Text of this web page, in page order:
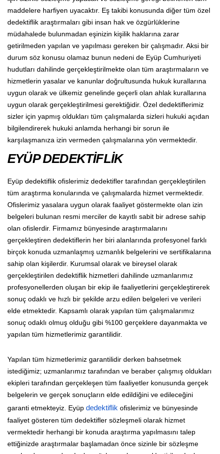
maddelere harfiyen uyacaktır. Eş takibi konusunda diğer tüm özel
dedektiflik araştırmaları gibi insan hak ve özgürlüklerine
müdahalede bulunmadan eşinizin kişilik haklarına zarar
getirilmeden yapılan ve yapılması gereken bir çalışmadır. Aksi bir
durum söz konusu olamaz bunun nedeni de Eyüp Cumhuriyeti
hudutları dahilinde gerçekleştirilmekte olan tüm araştırmaların ve
hizmetlerin yasalar ve kanunlar doğrultusunda hukuk kurallarına
uygun olarak ve ülkemiz genelinde geçerli olan ahlak kurallarına
uygun olarak gerçekleştirilmesi gerektiğidir. Özel dedektiflerimiz
sizler için yapmış oldukları tüm çalışmalarda sizleri hukuki açıdan
bilgilendirerek hukuki anlamda herhangi bir sorun ile
karşılaşmanıza izin vermeden çalışmalarına yön vermektedir.
EYÜP DEDEKTİFLİK
Eyüp dedektiflik ofislerimiz dedektifler tarafından gerçekleştirilen
tüm araştırma konularında ve çalışmalarda hizmet vermektedir.
Ofislerimiz yasalara uygun olarak faaliyet göstermekte olan izin
belgeleri bulunan resmi merciler de kayıtlı sabit bir adrese sahip
olan ofislerdir. Firmamız bünyesinde araştırmalarını
gerçekleştiren dedektiflerin her biri alanlarında profesyonel farklı
birçok konuda uzmanlaşmış uzmanlık belgelerini ve sertifikalarına
sahip olan kişilerdir. Kurumsal olarak ve bireysel olarak
gerçekleştirilen dedektiflik hizmetleri dahilinde uzmanlarımız
profesyonellerden oluşan bir ekip ile faaliyetlerini gerçekleştirerek
sonuç odaklı ve hızlı bir şekilde arzu edilen belgeleri ve verileri
elde etmektedir. Kapsamlı olarak yapılan tüm çalışmalarımız
sonuç odaklı olmuş olduğu gibi %100 gerçeklere dayanmakta ve
yapılan tüm hizmetlerimiz garantilidir.
Yapılan tüm hizmetlerimiz garantilidir derken bahsetmek
istediğimiz; uzmanlarımız tarafından ve beraber çalışmış oldukları
ekipleri tarafından gerçekleşen tüm faaliyetler konusunda gerçek
belgelerin ve gerçek sonuçların elde edildiğini ve edileceğini
garanti etmekteyiz. Eyüp dedektiflik ofislerimiz ve bünyesinde
faaliyet gösteren tüm dedektifler sözleşmeli olarak hizmet
vermektedir herhangi bir konuda araştırma yapılmasını talep
ettiğinizde araştırmalar başlamadan önce sizinle bir sözleşme